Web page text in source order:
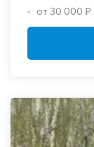
от 30 000 ₽